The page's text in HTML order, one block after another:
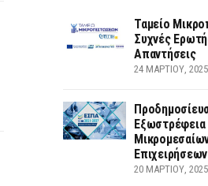
Ταμείο
Συχνές
Απαντήσεις
24 ΜΑΡΤΊΟΥ, 2025
Εξωστρέφεια
Επιχειρήσεων
20 ΜΑΡΤΊΟΥ, 2025